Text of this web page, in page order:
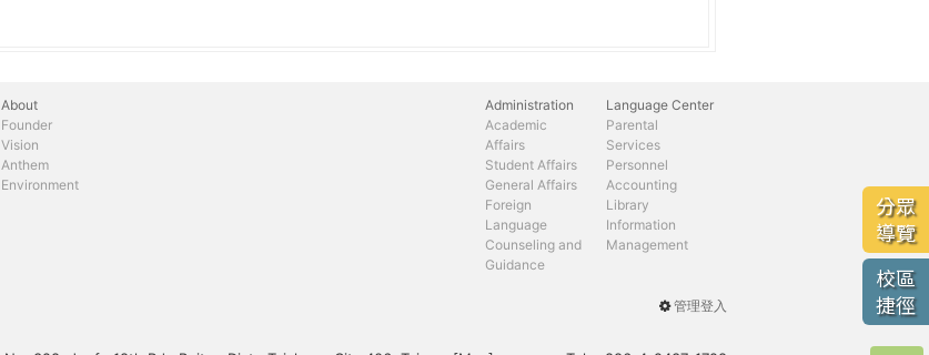
分眾
導覽
校區
捷徑
About
Founder
Vision
Anthem
Environment
Administration
Academic
Affairs
Student Affairs
General Affairs
Foreign
Language
Counseling and
Guidance
Parental
Services
Personnel
Accounting
Library
Information
Management
Language Center
User
管理登入